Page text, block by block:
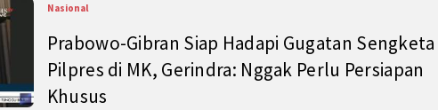
Nasional
Prabowo-Gibran Siap Hadapi Gugatan Sengketa
Pilpres di MK, Gerindra: Nggak Perlu Persiapan
Khusus